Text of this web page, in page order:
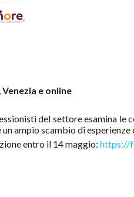
Venezia e online
del settore esamina
ampio scambio di
entro il 14 maggio: https://